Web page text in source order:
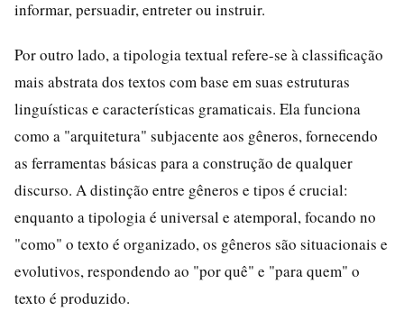
informar, persuadir, entreter ou instruir.
Por outro lado, a tipologia textual refere-se à classificação
mais abstrata dos textos com base em suas estruturas
linguísticas e características gramaticais. Ela funciona
como a "arquitetura" subjacente aos gêneros, fornecendo
as ferramentas básicas para a construção de qualquer
discurso. A distinção entre gêneros e tipos é crucial:
enquanto a tipologia é universal e atemporal, focando no
"como" o texto é organizado, os gêneros são situacionais e
evolutivos, respondendo ao "por quê" e "para quem" o
texto é produzido.